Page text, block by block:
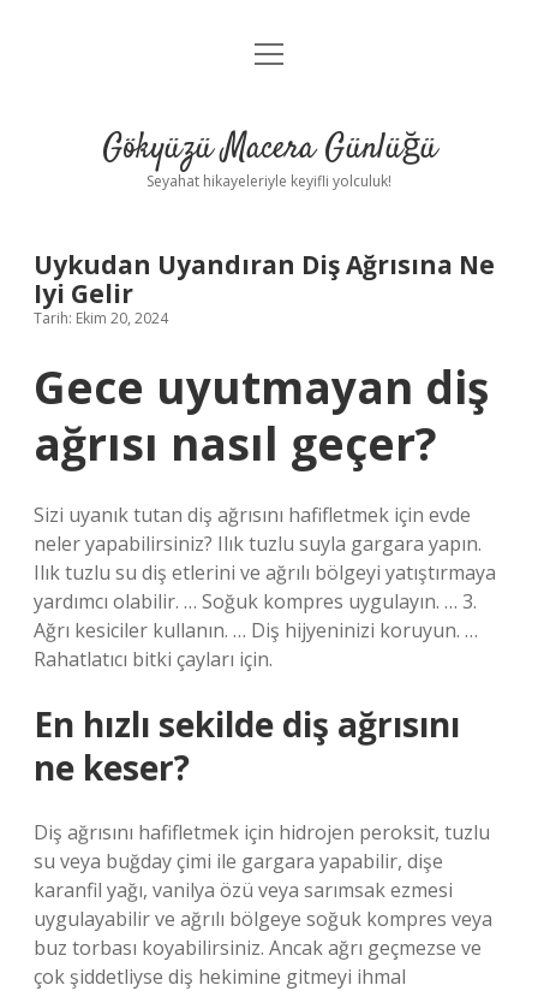
Anasayfa
Yasal Uyarı
menüyü
Gökyüzü Macera Günlüğü
Seyahat hikayeleriyle keyifli yolculuk!
Uykudan Uyandıran Diş Ağrısına Ne
Iyi Gelir
Tarih: Ekim 20, 2024
Gece uyutmayan diş
ağrısı nasıl geçer?
Sizi uyanık tutan diş ağrısını hafifletmek için evde
neler yapabilirsiniz? Ilık tuzlu suyla gargara yapın.
Ilık tuzlu su diş etlerini ve ağrılı bölgeyi yatıştırmaya
yardımcı olabilir. … Soğuk kompres uygulayın. … 3.
Ağrı kesiciler kullanın. … Diş hijyeninizi koruyun. …
Rahatlatıcı bitki çayları için.
En hızlı sekilde diş ağrısını
ne keser?
Diş ağrısını hafifletmek için hidrojen peroksit, tuzlu
su veya buğday çimi ile gargara yapabilir, dişe
karanfil yağı, vanilya özü veya sarımsak ezmesi
uygulayabilir ve ağrılı bölgeye soğuk kompres veya
buz torbası koyabilirsiniz. Ancak ağrı geçmezse ve
çok şiddetliyse diş hekimine gitmeyi ihmal